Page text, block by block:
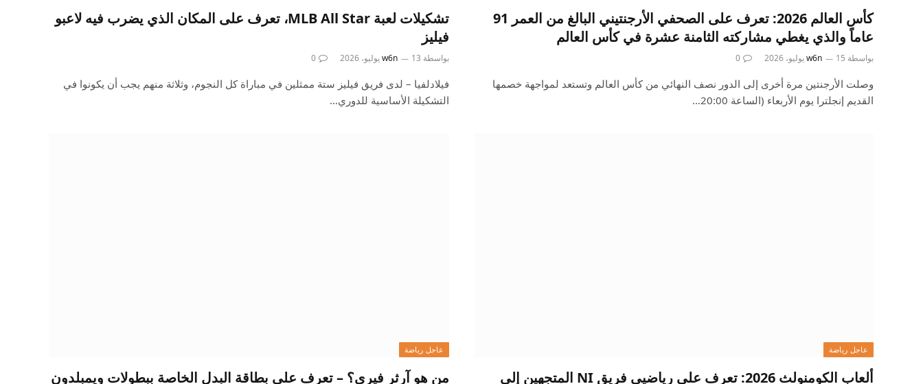
كأس العالم 2026: تعرف على الصحفي الأرجنتيني البالغ من العمر 91
عاماً والذي يغطي مشاركته الثامنة عشرة في كأس العالم
بواسطة w6n 15 يوليو، 2026 0
وصلت الأرجنتين مرة أخرى إلى الدور نصف النهائي من كأس العالم وتستعد لمواجهة خصمها
القديم إنجلترا يوم الأربعاء (الساعة 20:00…
تشكيلات لعبة MLB All Star، تعرف على المكان الذي يضرب فيه لاعبو
فيليز
بواسطة w6n 13 يوليو، 2026 0
فيلادلفيا – لدى فريق فيليز ستة ممثلين في مباراة كل النجوم، وثلاثة منهم يجب أن يكونوا في
التشكيلة الأساسية للدوري…
عاجل رياضة
ألعاب الكومنولث 2026: تعرف على رياضيي فريق NI المتجهين إلى
عاجل رياضة
من هو آرثر فيري؟ – تعرف على بطاقة البدل الخاصة ببطولات ويمبلدون